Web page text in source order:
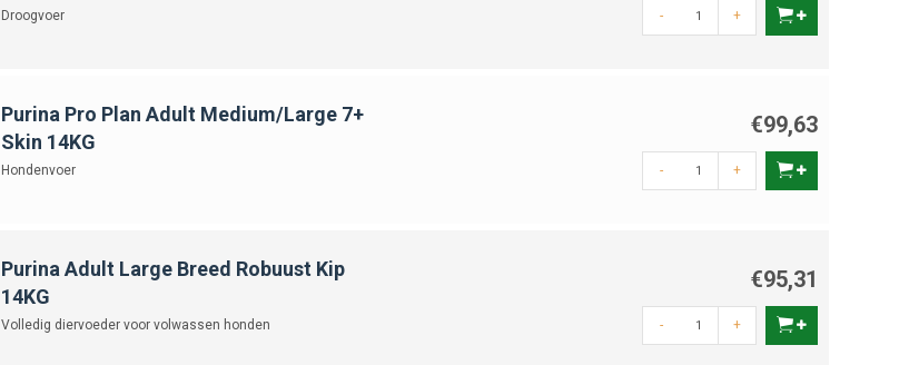
Droogvoer - +
Purina Pro Plan Adult Medium/Large 7+
Skin 14KG
Hondenvoer
€99,63
- +
Purina Adult Large Breed Robuust Kip
14KG
Volledig diervoeder voor volwassen honden
€95,31
- +